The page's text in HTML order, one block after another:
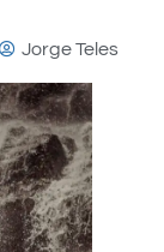
Jorge Teles